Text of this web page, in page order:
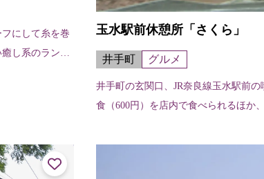
にして糸を巻
し系のランプ
玉水駅前休憩所「さくら」
井手町 グルメ
井手町の玄関口、JR奈良線玉水駅前
食（600円）を店内で食べられるほか